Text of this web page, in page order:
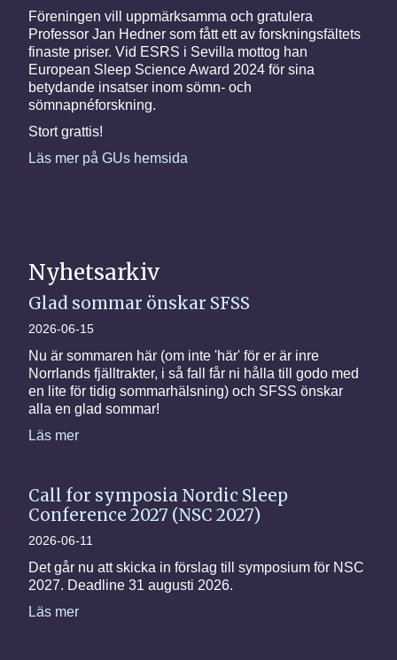
Föreningen vill uppmärksamma och gratulera
Professor Jan Hedner som fått ett av forskningsfältets
finaste priser. Vid ESRS i Sevilla mottog han
European Sleep Science Award 2024 för sina
betydande insatser inom sömn- och
sömnapnéforskning.
Stort grattis!
Läs mer på GUs hemsida
Nyhetsarkiv
Glad sommar önskar SFSS
2026-06-15
Nu är sommaren här (om inte 'här' för er är inre
Norrlands fjälltrakter, i så fall får ni hålla till godo med
en lite för tidig sommarhälsning) och SFSS önskar
alla en glad sommar!
Läs mer
Call for symposia Nordic Sleep
Conference 2027 (NSC 2027)
2026-06-11
Det går nu att skicka in förslag till symposium för NSC
2027. Deadline 31 augusti 2026.
Läs mer